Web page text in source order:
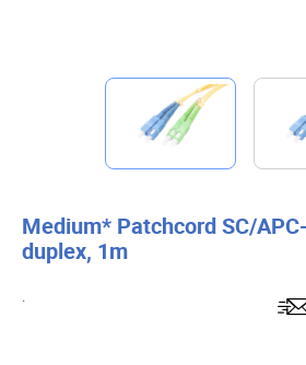
Medium* Patchcord SC/
duplex, 1m
.